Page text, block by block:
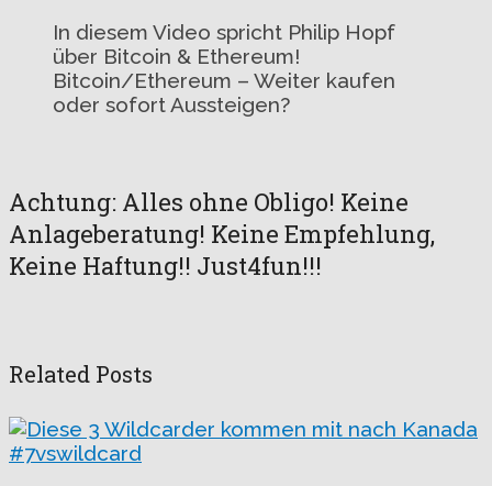
In diesem Video spricht Philip Hopf
über Bitcoin & Ethereum!
Bitcoin/Ethereum – Weiter kaufen
oder sofort Aussteigen?
Achtung: Alles ohne Obligo! Keine
Anlageberatung! Keine Empfehlung,
Keine Haftung!! Just4fun!!!
Related Posts